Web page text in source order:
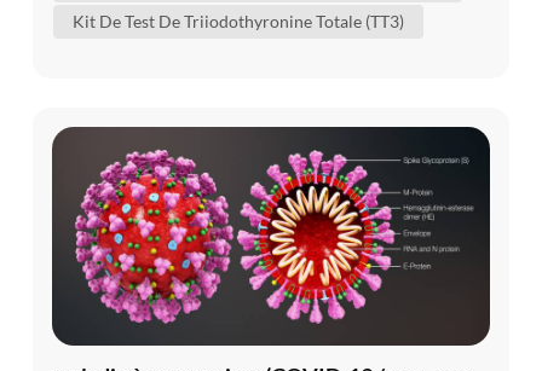
processus qui contrôlent le taux d'activité dans les
Kit De Test De Triiodothyronine Totale (TT3)